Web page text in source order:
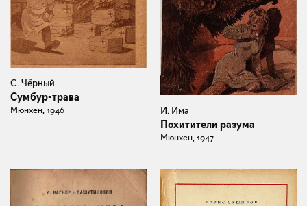
С. Чёрный
Сумбур-трава
Мюнхен, 1946 И. Има
Похитители разума
Мюнхен, 1947